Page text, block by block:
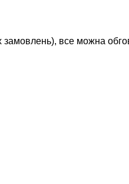
замовлень), все можна